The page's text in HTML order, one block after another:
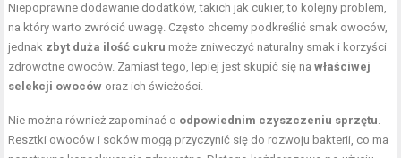
Niepoprawne dodawanie dodatków, takich jak cukier, to kolejny problem,
na który warto zwrócić uwagę. Często chcemy podkreślić smak owoców,
jednak zbyt duża ilość cukru może zniweczyć naturalny smak i korzyści
zdrowotne owoców. Zamiast tego, lepiej jest skupić się nawłaściwej
selekcji owoców oraz ich świeżości.
Nie można również zapominać o odpowiednim czyszczeniu sprzętu.
Resztki owoców i soków mogą przyczynić się do rozwoju bakterii, co ma